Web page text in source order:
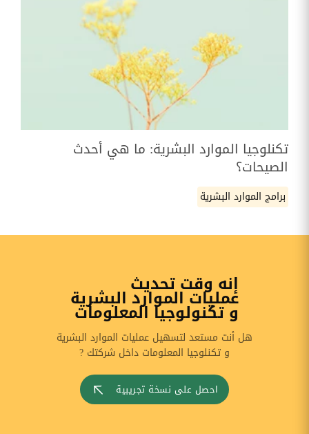
تكنلوجيا الموارد البشرية: ما هي أحدث
الصيحات؟
برامج الموارد البشرية
إنه وقت تحديث
عمليات الموارد البشرية
و تكنولوجيا المعلومات
هل أنت مستعد لتسهيل عمليات الموارد البشرية
و تكنلوجيا المعلومات داخل شركتك ?
احصل على نسخة تجريبية